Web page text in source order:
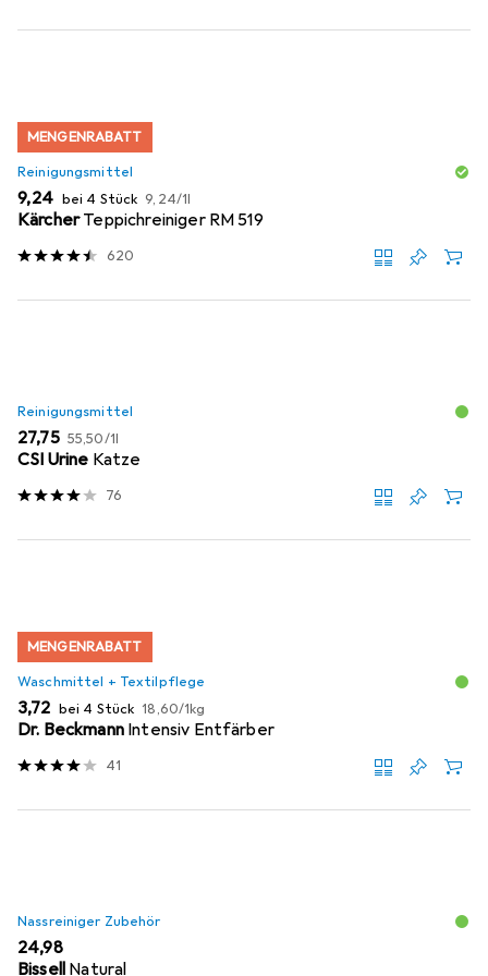
MENGENRABATT
Reinigungsmittel
EUR
9,24 bei 4 Stück EUR
9,24/1l
KärcherTeppichreiniger RM 519
620
Reinigungsmittel
EUR
27,75 EUR
55,50/1l
CSI Urine Katze
76
MENGENRABATT
Waschmittel + Textilpflege
EUR
3,72 bei 4 Stück EUR
18,60/1kg
Dr. Beckmann Intensiv Entfärber
41
Nassreiniger Zubehör
EUR
24,98
Bissell Natural